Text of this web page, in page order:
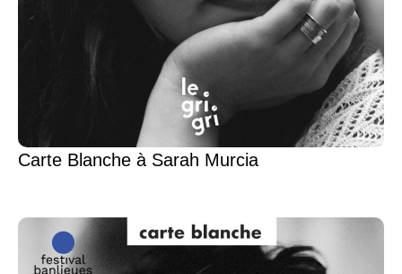
Carte Blanche à Sarah Murcia